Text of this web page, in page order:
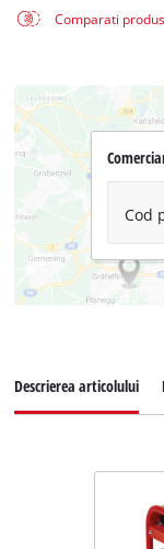
Comparati
Cod
Descrierea articolului